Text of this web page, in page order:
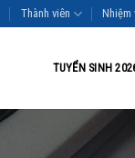
Thành viên Nhiệm
TUYỂN SINH